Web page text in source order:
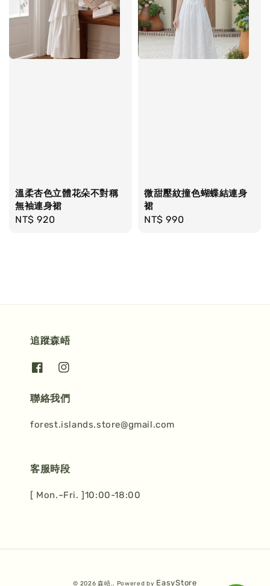
溫柔杏色立體花朵不對稱
無袖連身裙
Regular
NT$ 920
微甜壓紋撞色蝴蝶結連身
裙
Regular
NT$ 990
追蹤森峿
聯絡我們
forest.islands.store@gmail.com
客服時段
[ Mon.~Fri. ]10:00-18:00
© 2026 森峿.. Powered by EasyStore